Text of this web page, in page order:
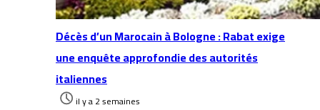
Décès d’un Marocain à Bologne : Rabat exige
une enquête approfondie des autorités
italiennes
il y a 2 semaines